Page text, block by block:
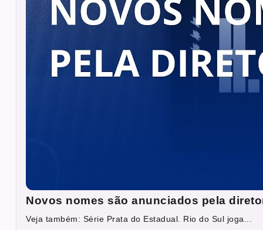
Novos nomes são anunciados pela
Veja também: Série Prata do Estadual. Rio do Sul joga...